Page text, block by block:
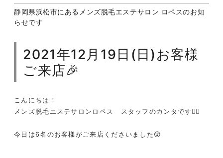
静岡県浜松市にあるメンズ脱毛エステサロン ロペスのお知
らせです
2021年12月19日(日)お客様
ご来店🎉
こんにちは！
メンズ脱毛エステサロンロペス スタッフのカンタです❤️‍🔥
今日は6名のお客様がご来店くださいました😲